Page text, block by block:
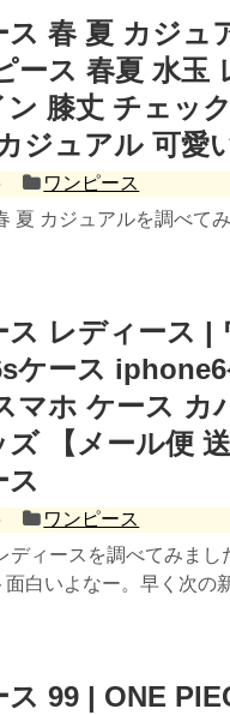
ス 春 夏 カジュ
ース 春夏 水玉
膝丈 チェッ
ジュアル 可愛
ワンピース
夏 カジュアルを調べて
ス レディース |
ケース
マホ ケース カ
ズ 【メール便
ス
ワンピース
ディースを調べてみま
面白いよなー。早く次の
ス 99 | ONE